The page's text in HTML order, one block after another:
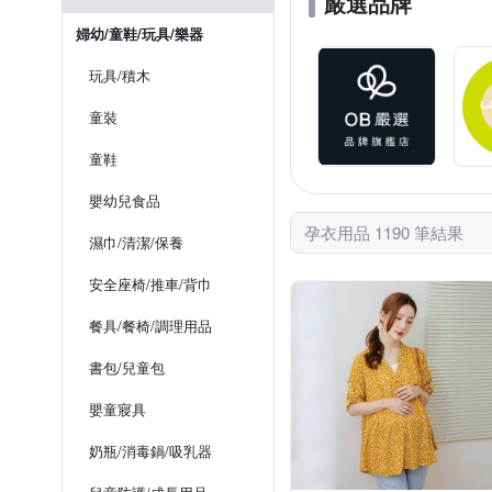
婦幼/童鞋/玩具/樂器
玩具/積木
童裝
童鞋
嬰幼兒食品
濕巾/清潔/保養
安全座椅/推車/背巾
餐具/餐椅/調理用品
書包/兒童包
嬰童寢具
奶瓶/消毒鍋/吸乳器
孕衣用品 1190 筆結果